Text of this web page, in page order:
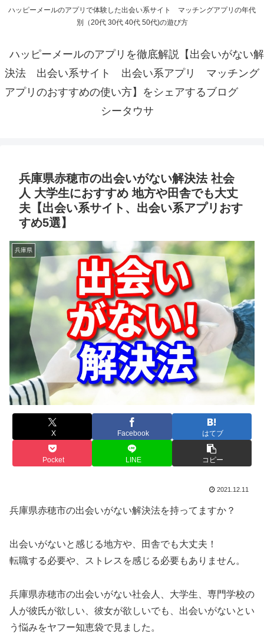
ハッピーメールのアプリで体験した出会い系サイト マッチングアプリの年代
別（20代 30代 40代 50代)の遊び方
ハッピーメールのアプリを徹底解説【出会いがない解
決法 出会い系サイト 出会い系アプリ マッチング
アプリのおすすめの使い方】をシェアするブログ
シータウサ
兵庫県赤穂市の出会いがない解決法 社会
人 大学生におすすめ 地方や田舎でも大丈
夫【出会い系サイト、出会い系アプリおす
すめ5選】
兵庫県
X Facebook はてブ
Pocket LINE コピー
2021.12.11
兵庫県赤穂市の出会いがない解決法を持ってますか？
出会いがないと感じる地方や、田舎でも大丈夫！
転職する必要や、ストレスを感じる必要もありません。
兵庫県赤穂市の出会いがない社会人、大学生、専門学校の
人が彼氏が欲しい、彼女が欲しいでも、出会いがないとい
う悩みをヤフー知恵袋で見ました。